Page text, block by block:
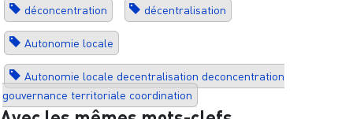
déconcentration décentralisation
Autonomie locale
Autonomie locale decentralisation deconcentration
gouvernance territoriale coordination